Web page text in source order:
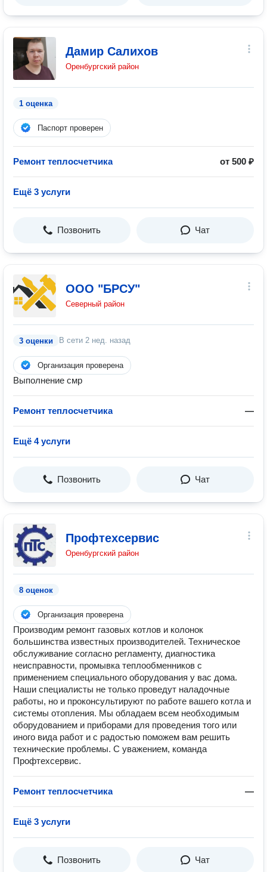
Дамир Салихов
Оренбургский район
1 оценка
Паспорт проверен
Ремонт теплосчетчика от 500 ₽
Ещё 3 услуги
Позвонить Чат
ООО "БРСУ"
Северный район
3 оценки В сети 2 нед. назад
Организация проверена
Выполнение смр
Ремонт теплосчетчика —
Ещё 4 услуги
Позвонить Чат
Профтехсервис
Оренбургский район
8 оценок
Организация проверена
Производим ремонт газовых котлов и колонок
большинства известных производителей. Техническое
обслуживание согласно регламенту, диагностика
неисправности, промывка теплообменников с
применением специального оборудования у вас дома.
Наши специалисты не только проведут наладочные
работы, но и проконсультируют по работе вашего котла и
системы отопления. Мы обладаем всем необходимым
оборудованием и приборами для проведения того или
иного вида работ и с радостью поможем вам решить
технические проблемы. С уважением, команда
Профтехсервис.
Ремонт теплосчетчика —
Ещё 3 услуги
Позвонить Чат